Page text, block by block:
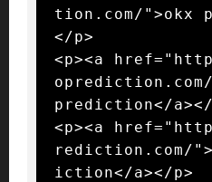
tion.com/">okx
</p>
<p><a
prediction</a></
<p><a
rediction.com/
iction</a></p>